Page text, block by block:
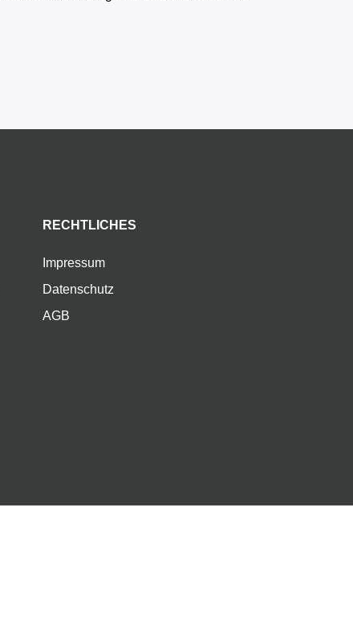
RECHTLICHES
Impressum
Datenschutz
AGB